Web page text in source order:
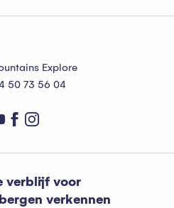
Explore
50 73 56 04
verblijf voor
verkennen